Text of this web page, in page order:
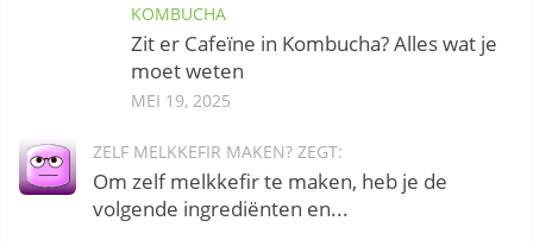
KOMBUCHA
Zit er Cafeïne in Kombucha? Alles wat je
moet weten
MEI 19, 2025
ZELF MELKKEFIR MAKEN? ZEGT:
Om zelf melkkefir te maken, heb je de
volgende ingrediënten en...